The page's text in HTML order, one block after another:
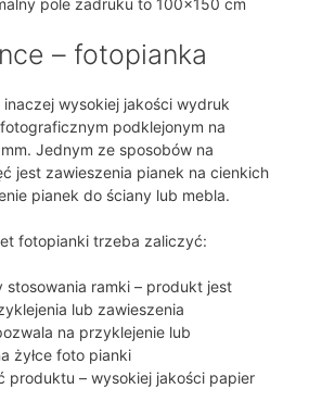
pole zadruku to 100×150 cm
– fotopianka
wysokiej jakości wydruk
podklejonym na
Jednym ze sposobów na
jest zawieszenia pianek na cienkich
pianek do ściany lub mebla.
fotopianki trzeba zaliczyć:
ramki – produkt jest
lub zawieszenia
na przyklejenie lub
żyłce foto pianki
produktu – wysokiej jakości papier